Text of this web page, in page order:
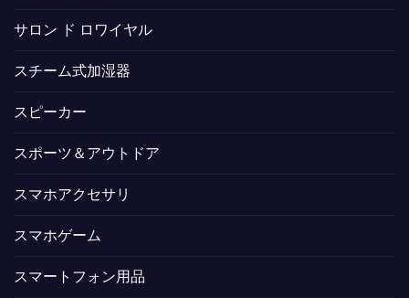
サロン ド ロワイヤル
スチーム式加湿器
スピーカー
スポーツ＆アウトドア
スマホアクセサリ
スマホゲーム
スマートフォン用品